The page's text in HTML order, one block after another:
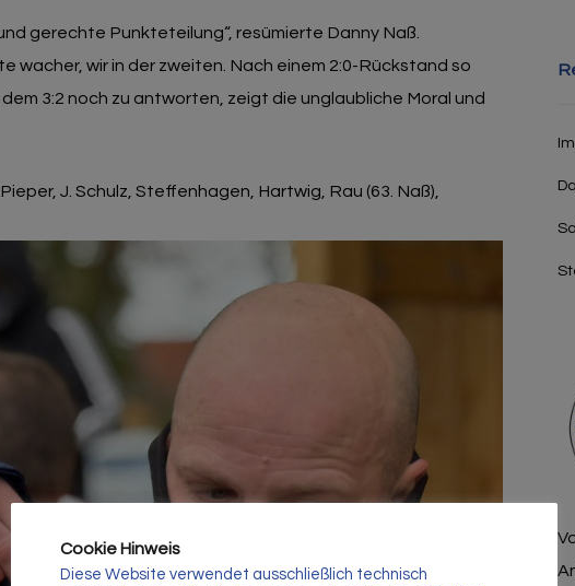
gerechte Punkteteilung“, resümierte Danny Naß.
wacher, wir in der zweiten. Nach einem 2:0-Rückstand so
3:2 noch zu antworten, zeigt die unglaubliche Moral und
J. Schulz, Steffenhagen, Hartwig, Rau (63. Naß),
Cookie Hinweis
Diese Website verwendet ausschließlich technisch